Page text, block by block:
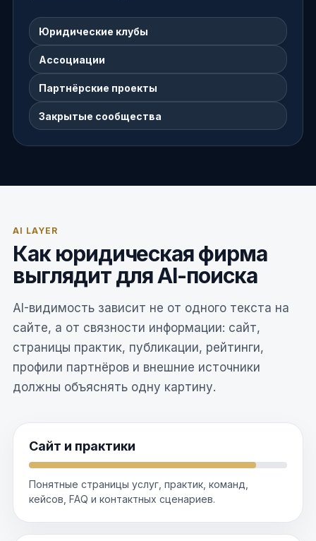
Юридические клубы
Ассоциации
Партнёрские проекты
Закрытые сообщества
AI LAYER
Как юридическая фирма
выглядит для AI-поиска
AI-видимость зависит не от одного текста на
сайте, а от связности информации: сайт,
страницы практик, публикации, рейтинги,
профили партнёров и внешние источники
должны объяснять одну картину.
Сайт и практики
Понятные страницы услуг, практик, команд,
кейсов, FAQ и контактных сценариев.